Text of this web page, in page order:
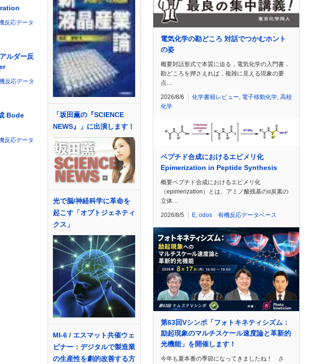
応データ
ルダー反
反応データ
Bode
応データ
「坂田薫の『SCIENCE
NEWS』」に出演します！
光で脳/神経科学に革命を
起こす「オプトジェネティ
クス」
MI-6 / エスマット共催ウェ
ビナー：デジタルで製造業
の生産性を劇的改善する方
電気化学の勘どころ 対話でつかむホント
の姿
概要対話形式で本質に迫る，電気化学の入門書．
勘どころを押さえれば，複雑に見える現象の要
点…
2026/8/6 化学書籍レビュー 電子移動化学 高校
化学
ペプチド合成におけるエピメリ化
Epimerization in Peptide Synthesis
概要ペプチド合成におけるエピメリ化
（epimerization）とは、アミノ酸残基のα炭素の
立体…
2026/8/5 E odos 有機反応データベース
第63回Vシンポ「フォトキネティシズム：
励起現象のマルチスケール速度論と革新的
光機能」を開催します！
今年も夏本番の季節になってきましたね！ さ